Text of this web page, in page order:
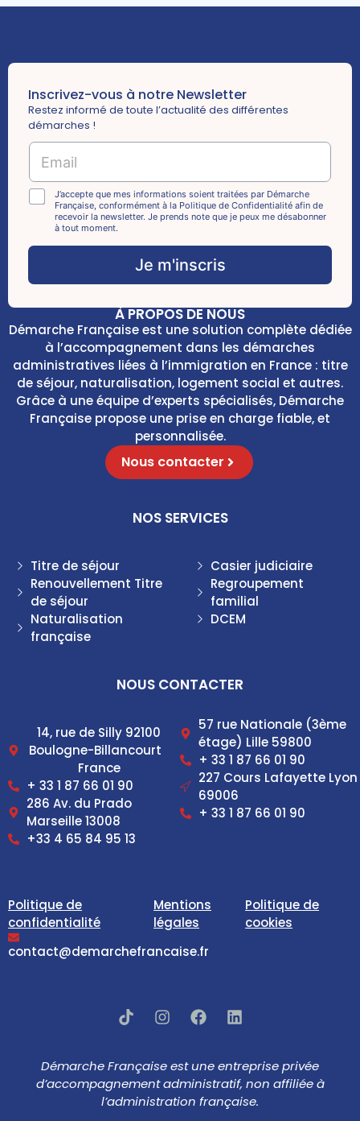
Inscrivez-vous à notre Newsletter
Restez informé de toute l’actualité des différentes
démarches !
E
a
i
l
C
h
k
o
e
s
h
e
c
k
b
C
k
o
s
J’accepte que mes informations soient traitées par Démarche
Française, conformément à la Politique de Confidentialité afin de
recevoir la newsletter. Je prends note que je peux me désabonner
à tout moment.
Je m'inscris
À PROPOS DE NOUS
Démarche Française est une solution complète dédiée
à l’accompagnement dans les démarches
administratives liées à l’immigration en France : titre
de séjour, naturalisation, logement social et autres.
Grâce à une équipe d’experts spécialisés, Démarche
Française propose une prise en charge fiable, et
personnalisée.
Nous contacter
NOS SERVICES
Titre de séjour
Renouvellement Titre
de séjour
Naturalisation
française
Casier judiciaire
Regroupement
familial
DCEM
NOUS CONTACTER
14, rue de Silly 92100
Boulogne-Billancourt
France
+ 33 1 87 66 01 90
286 Av. du Prado
Marseille 13008
+33 4 65 84 95 13
57 rue Nationale (3ème
étage) Lille 59800
+ 33 1 87 66 01 90
227 Cours Lafayette Lyon
69006
+ 33 1 87 66 01 90
Politique de
confidentialité
Mentions
légales
Politique de
cookies
contact@demarchefrancaise.fr
Démarche Française est une entreprise privée
d’accompagnement administratif, non affiliée à
l’administration française.